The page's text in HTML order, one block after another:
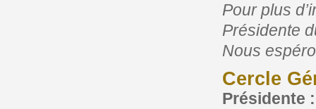
Pour plus
Présidente
Nous
Cercle
Présidente :